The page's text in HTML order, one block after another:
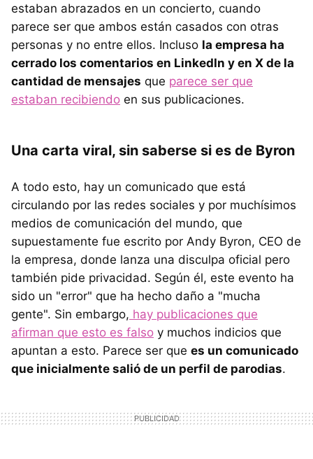
estaban abrazados en un concierto, cuando
parece ser que ambos están casados con otras
personas y no entre ellos. Incluso la empresa ha
cerrado los comentarios en LinkedIn y en X de la
cantidad de mensajes que parece ser que
estaban recibiendo en sus publicaciones.
Una carta viral, sin saberse si es de Byron
A todo esto, hay un comunicado que está
circulando por las redes sociales y por muchísimos
medios de comunicación del mundo, que
supuestamente fue escrito por Andy Byron, CEO de
la empresa, donde lanza una disculpa oficial pero
también pide privacidad. Según él, este evento ha
sido un "error" que ha hecho daño a "mucha
gente". Sin embargo, hay publicaciones que
afirman que esto es falso y muchos indicios que
apuntan a esto. Parece ser que es un comunicado
que inicialmente salió de un perfil de parodias.